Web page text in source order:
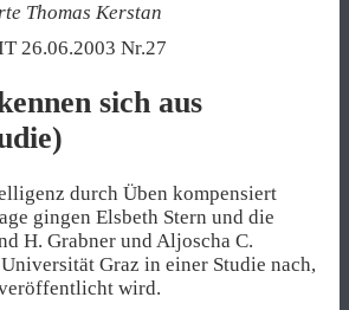
Thomas Kerstan
26.06.2003 Nr.27
sich aus
durch Üben kompensiert
gingen Elsbeth Stern und die
H. Grabner und Aljoscha C.
Graz in einer Studie nach,
wird.